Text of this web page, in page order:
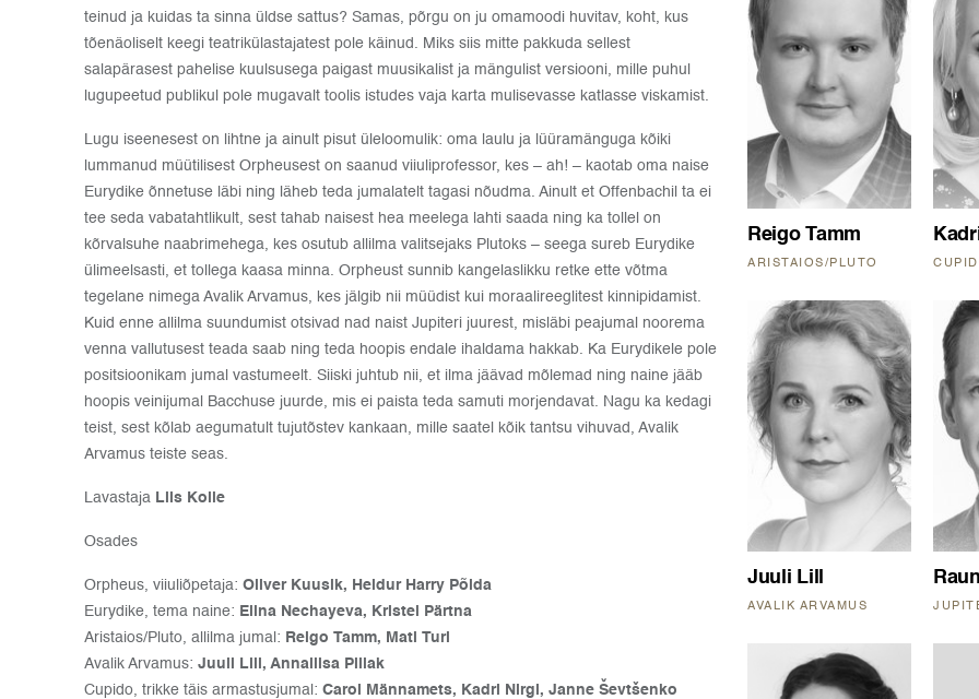
teinud ja kuidas ta sinna üldse sattus? Samas, põrgu on ju omamoodi huvitav, koht, kus
tõenäoliselt keegi teatrikülastajatest pole käinud. Miks siis mitte pakkuda sellest
salapärasest pahelise kuulsusega paigast muusikalist ja mängulist versiooni, mille puhul
lugupeetud publikul pole mugavalt toolis istudes vaja karta mulisevasse katlasse viskamist.
Lugu iseenesest on lihtne ja ainult pisut üleloomulik: oma laulu ja lüüramänguga kõiki
lummanud müütilisest Orpheusest on saanud viiuliprofessor, kes – ah! – kaotab oma naise
Eurydike õnnetuse läbi ning läheb teda jumalatelt tagasi nõudma. Ainult et Offenbachil ta ei
tee seda vabatahtlikult, sest tahab naisest hea meelega lahti saada ning ka tollel on
kõrvalsuhe naabrimehega, kes osutub allilma valitsejaks Plutoks – seega sureb Eurydike
ülimeelsasti, et tollega kaasa minna. Orpheust sunnib kangelaslikku retke ette võtma
tegelane nimega Avalik Arvamus, kes jälgib nii müüdist kui moraalireeglitest kinnipidamist.
Kuid enne allilma suundumist otsivad nad naist Jupiteri juurest, misläbi peajumal noorema
venna vallutusest teada saab ning teda hoopis endale ihaldama hakkab. Ka Eurydikele pole
positsioonikam jumal vastumeelt. Siiski juhtub nii, et ilma jäävad mõlemad ning naine jääb
hoopis veinijumal Bacchuse juurde, mis ei paista teda samuti morjendavat. Nagu ka kedagi
teist, sest kõlab aegumatult tujutõstev kankaan, mille saatel kõik tantsu vihuvad, Avalik
Arvamus teiste seas.
Lavastaja Liis Kolle
Osades
Orpheus, viiuliõpetaja: Oliver Kuusik, Heldur Harry Põlda
Eurydike, tema naine: Elina Nechayeva, Kristel Pärtna
Aristaios/Pluto, allilma jumal: Reigo Tamm, Mati Turi
Avalik Arvamus: Juuli Lill, Annaliisa Pillak
Cupido, trikke täis armastusjumal: Carol Männamets, Kadri Nirgi, Janne Ševtšenko
Reigo Tamm
ARISTAIOS/PLUTO
Juuli Lill
AVALIK ARVAMUS